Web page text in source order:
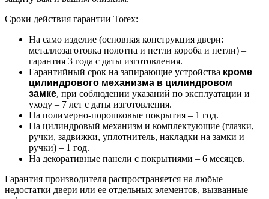
Сроки действия гарантии Torex:
На само изделие (основная конструкция двери:
металлозаготовка полотна и петли короба и петли) –
гарантия 3 года с даты изготовления.
Гарантийный срок на запирающие устройства кроме
цилиндрового механизма в цилиндровом
замке, при соблюдении указаний по эксплуатации и
уходу – 7 лет с даты изготовления.
На полимерно-порошковые покрытия – 1 год.
На цилиндровый механизм и комплектующие (глазки,
ручки, задвижки, уплотнитель, накладки на замки и
ручки) – 1 год.
На декоративные панели с покрытиями – 6 месяцев.
Гарантия производителя распространяется на любые
недостатки двери или ее отдельных элементов, вызванные